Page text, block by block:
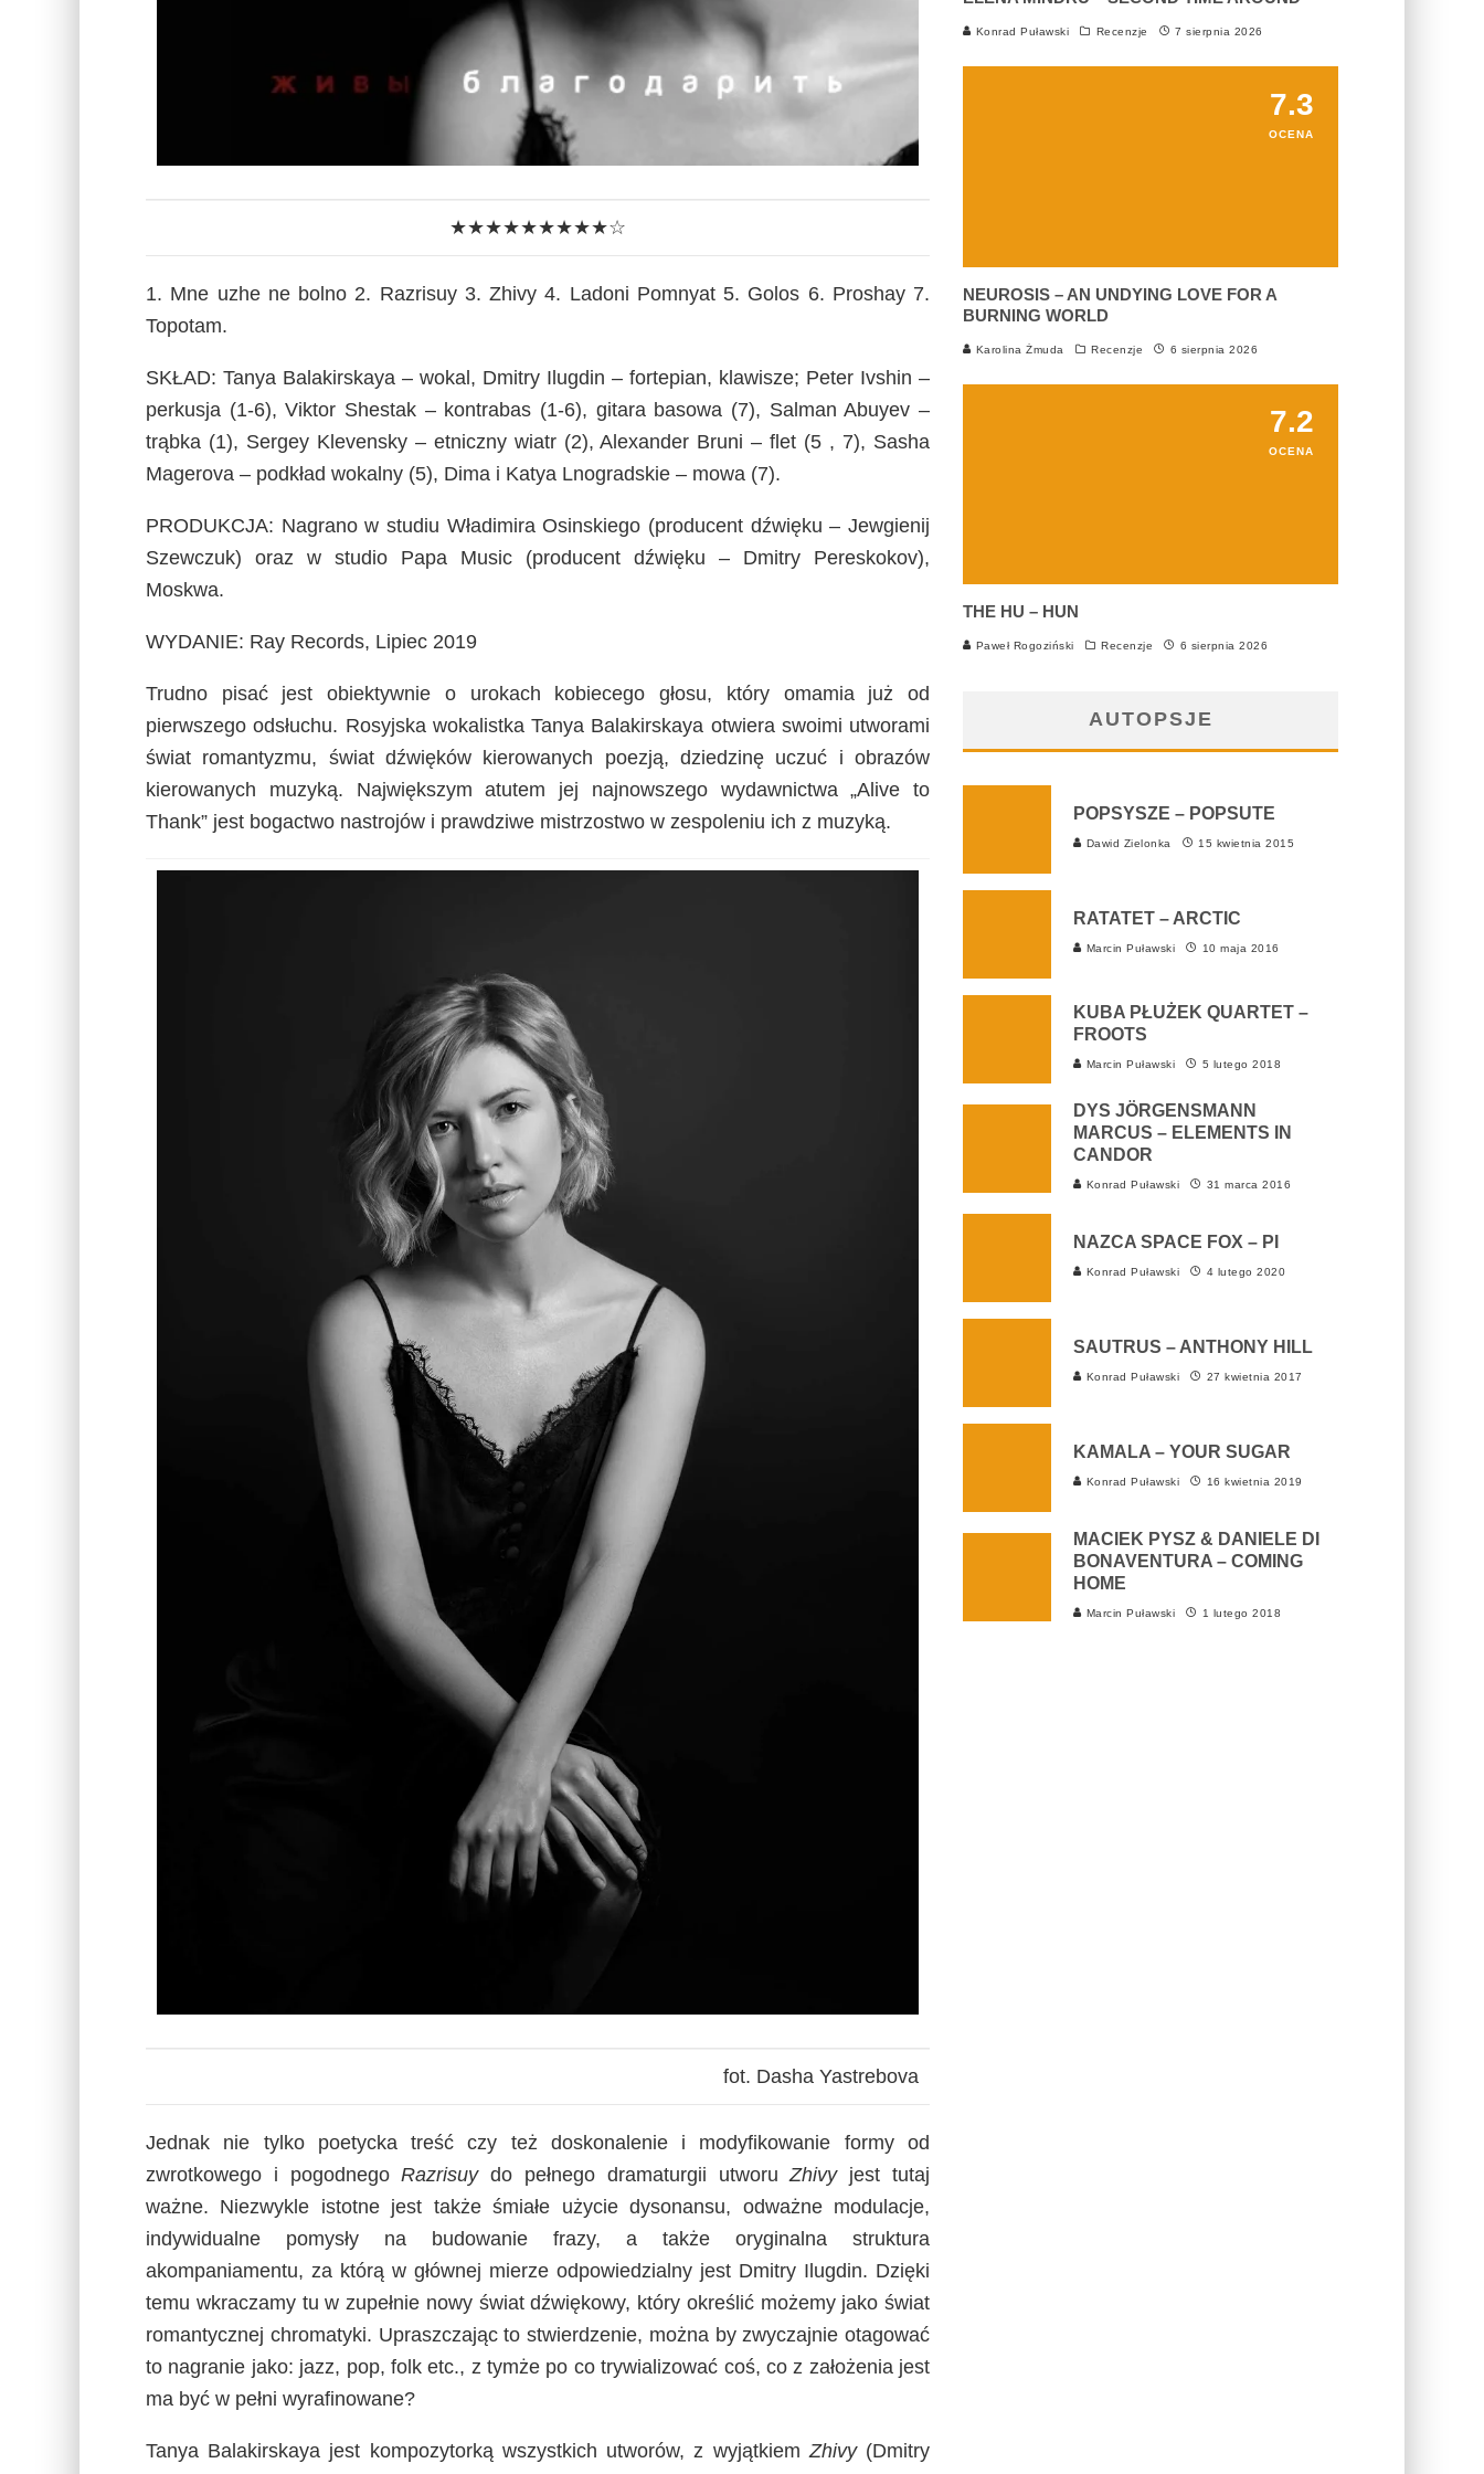
★★★★★★★★★☆
1. Mne uzhe ne bolno 2. Razrisuy 3. Zhivy 4. Ladoni Pomnyat 5. Golos 6. Proshay 7.
Topotam.
SKŁAD: Tanya Balakirskaya – wokal, Dmitry Ilugdin – fortepian, klawisze; Peter Ivshin –
perkusja (1-6), Viktor Shestak – kontrabas (1-6), gitara basowa (7), Salman Abuyev –
trąbka (1), Sergey Klevensky – etniczny wiatr (2), Alexander Bruni – flet (5 , 7), Sasha
Magerova – podkład wokalny (5), Dima i Katya Lnogradskie – mowa (7).
PRODUKCJA: Nagrano w studiu Władimira Osinskiego (producent dźwięku – Jewgienij
Szewczuk) oraz w studio Papa Music (producent dźwięku – Dmitry Pereskokov),
Moskwa.
WYDANIE: Ray Records, Lipiec 2019
Trudno pisać jest obiektywnie o urokach kobiecego głosu, który omamia już od
pierwszego odsłuchu. Rosyjska wokalistka Tanya Balakirskaya otwiera swoimi utworami
świat romantyzmu, świat dźwięków kierowanych poezją, dziedzinę uczuć i obrazów
kierowanych muzyką. Największym atutem jej najnowszego wydawnictwa „Alive to
Thank” jest bogactwo nastrojów i prawdziwe mistrzostwo w zespoleniu ich z muzyką.
fot. Dasha Yastrebova
Jednak nie tylko poetycka treść czy też doskonalenie i modyfikowanie formy od
zwrotkowego i pogodnegoRazrisuydo pełnego dramaturgii utworuZhivy jest tutaj
ważne. Niezwykle istotne jest także śmiałe użycie dysonansu, odważne modulacje,
indywidualne pomysły na budowanie frazy, a także oryginalna struktura
akompaniamentu, za którą w głównej mierze odpowiedzialny jest Dmitry Ilugdin. Dzięki
temu wkraczamy tu w zupełnie nowy świat dźwiękowy, który określić możemy jako świat
romantycznej chromatyki. Upraszczając to stwierdzenie, można by zwyczajnie otagować
to nagranie jako: jazz, pop, folk etc., z tymże po co trywializować coś, co z założenia jest
ma być w pełni wyrafinowane?
Tanya Balakirskaya jest kompozytorką wszystkich utworów, z wyjątkiemZhivy(Dmitry
Konrad Puławski Recenzje 7 sierpnia 2026
7.3
OCENA
NEUROSIS – AN UNDYING LOVE FOR A
BURNING WORLD
Karolina Żmuda Recenzje 6 sierpnia 2026
7.2
OCENA
THE HU – HUN
Paweł Rogoziński Recenzje 6 sierpnia 2026
AUTOPSJE
POPSYSZE – POPSUTE
Dawid Zielonka 15 kwietnia 2015
RATATET – ARCTIC
Marcin Puławski 10 maja 2016
KUBA PŁUŻEK QUARTET –
FROOTS
Marcin Puławski 5 lutego 2018
DYS JÖRGENSMANN
MARCUS – ELEMENTS IN
CANDOR
Konrad Puławski 31 marca 2016
NAZCA SPACE FOX – PI
Konrad Puławski 4 lutego 2020
SAUTRUS – ANTHONY HILL
Konrad Puławski 27 kwietnia 2017
KAMALA – YOUR SUGAR
Konrad Puławski 16 kwietnia 2019
MACIEK PYSZ & DANIELE DI
BONAVENTURA – COMING
HOME
Marcin Puławski 1 lutego 2018